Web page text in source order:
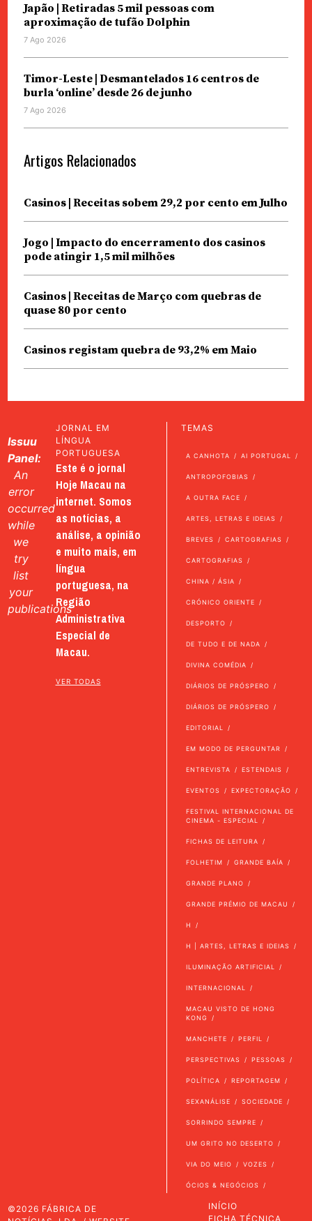
Japão | Retiradas 5 mil pessoas com
aproximação de tufão Dolphin
7 Ago 2026
Timor-Leste | Desmantelados 16 centros de
burla ‘online’ desde 26 de junho
7 Ago 2026
Artigos Relacionados
Casinos | Receitas sobem 29,2 por cento em Julho
Jogo | Impacto do encerramento dos casinos
pode atingir 1,5 mil milhões
Casinos | Receitas de Março com quebras de
quase 80 por cento
Casinos registam quebra de 93,2% em Maio
Issuu
Panel:
An
error
occurred
while
we
try
list
your
publications
JORNAL EM
LÍNGUA
PORTUGUESA
Este é o jornal
Hoje Macau na
internet. Somos
as notícias, a
análise, a opinião
e muito mais, em
língua
portuguesa, na
Região
Administrativa
Especial de
Macau.
VER TODAS
TEMAS
A CANHOTA AI PORTUGAL
ANTROPOFOBIAS
A OUTRA FACE
ARTES, LETRAS E IDEIAS
BREVES CARTOGRAFIAS
CARTOGRAFIAS
CHINA / ÁSIA
CRÓNICO ORIENTE
DESPORTO
DE TUDO E DE NADA
DIVINA COMÉDIA
DIÁRIOS DE PRÓSPERO
DIÁRIOS DE PRÓSPERO
EDITORIAL
EM MODO DE PERGUNTAR
ENTREVISTA ESTENDAIS
EVENTOS EXPECTORAÇÃO
FESTIVAL INTERNACIONAL DE
CINEMA - ESPECIAL
FICHAS DE LEITURA
FOLHETIM GRANDE BAÍA
GRANDE PLANO
GRANDE PRÉMIO DE MACAU
H
H | ARTES, LETRAS E IDEIAS
ILUMINAÇÃO ARTIFICIAL
INTERNACIONAL
MACAU VISTO DE HONG
KONG
MANCHETE PERFIL
PERSPECTIVAS PESSOAS
POLÍTICA REPORTAGEM
SEXANÁLISE SOCIEDADE
SORRINDO SEMPRE
UM GRITO NO DESERTO
VIA DO MEIO VOZES
ÓCIOS & NEGÓCIOS
©2026 FÁBRICA DE
INÍCIO
FICHA TÉCNICA